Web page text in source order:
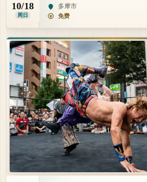
10/18
周日
多摩市
免费